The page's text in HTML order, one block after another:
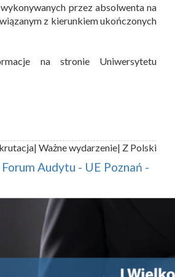
przez absolwenta na
z kierunkiem ukończonych
na stronie Uniwersytetu
| Ważne wydarzenie| Z Polski
Audytu - UE Poznań -